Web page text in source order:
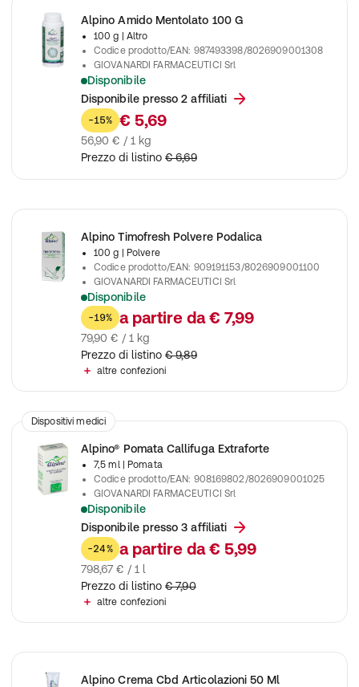
Alpino Amido Mentolato 100 G
100 g
| Altro
Codice prodotto/EAN: 987493398/8026909001308
GIOVANARDI FARMACEUTICI Srl
Disponibile
Alpino Amido Mentolato 100 G
Disponibile presso 2 affiliati
-15% € 5,69
56,90 € / 1 kg
Prezzo di listino € 6,69
Alpino Timofresh Polvere Podalica
100 g
| Polvere
Codice prodotto/EAN: 909191153/8026909001100
GIOVANARDI FARMACEUTICI Srl
Disponibile
Polvere podalica Alpino Timofresh con timo naturale, azione
-19% a partire da € 7,99
79,90 € / 1 kg
Prezzo di listino € 9,89
altre confezioni
Dispositivi medici
Alpino® Pomata Callifuga Extraforte
7,5 ml
| Pomata
Codice prodotto/EAN: 908169802/8026909001025
GIOVANARDI FARMACEUTICI Srl
Disponibile
Per il trattamento di calli e duroni
Disponibile presso 3 affiliati
-24% a partire da € 5,99
798,67 € / 1 l
Prezzo di listino € 7,90
altre confezioni
Alpino Crema Cbd Articolazioni 50 Ml